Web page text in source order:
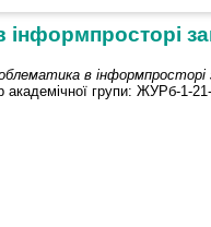
в інформпросторі
групи: ЖУРб-1-21-